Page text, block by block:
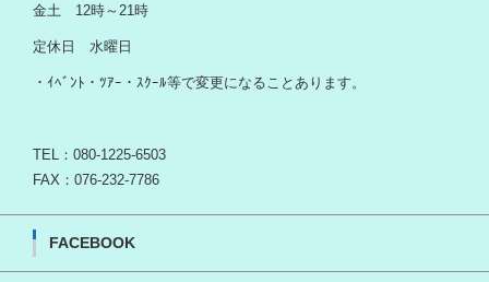
金土 12時～21時
定休日 水曜日
・ｲﾍﾞﾝﾄ・ﾂｱｰ・ｽｸｰﾙ等で変更になることあります。
TEL：080-1225-6503
FAX：076-232-7786
FACEBOOK